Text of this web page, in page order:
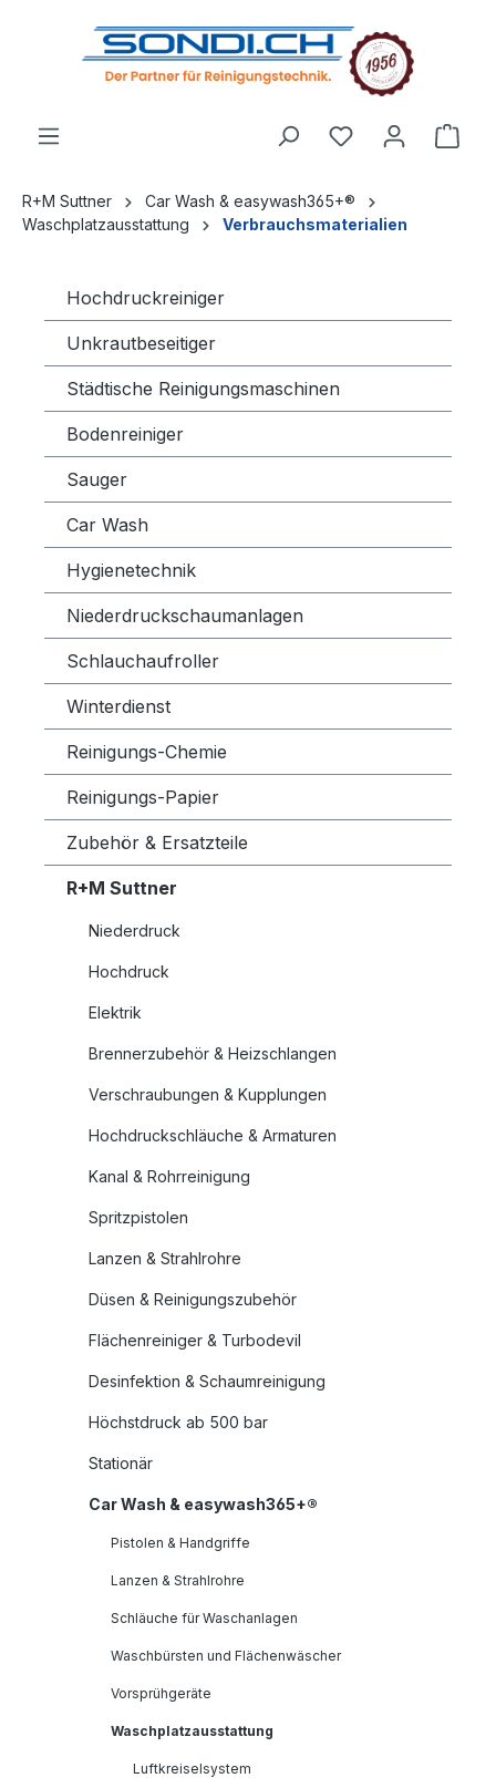
springen
R+M Suttner
Car Wash & easywash365+®
Waschplatzausstattung
Verbrauchsmaterialien
Hochdruckreiniger
Unkrautbeseitiger
Städtische Reinigungsmaschinen
Bodenreiniger
Sauger
Car Wash
Hygienetechnik
Niederdruckschaumanlagen
Schlauchaufroller
Winterdienst
Reinigungs-Chemie
Reinigungs-Papier
Zubehör & Ersatzteile
R+M Suttner
Niederdruck
Hochdruck
Elektrik
Brennerzubehör & Heizschlangen
Verschraubungen & Kupplungen
Hochdruckschläuche & Armaturen
Kanal & Rohrreinigung
Spritzpistolen
Lanzen & Strahlrohre
Düsen & Reinigungszubehör
Flächenreiniger & Turbodevil
Desinfektion & Schaumreinigung
Höchstdruck ab 500 bar
Stationär
Car Wash & easywash365+®
Pistolen & Handgriffe
Lanzen & Strahlrohre
Schläuche für Waschanlagen
Waschbürsten und Flächenwäscher
Vorsprühgeräte
Waschplatzausstattung
Luftkreiselsystem